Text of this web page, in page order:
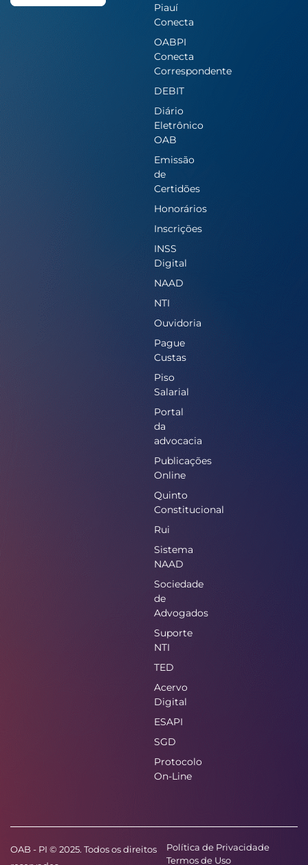
Piauí
Conecta
OABPI
Conecta
Correspondente
DEBIT
Diário
Eletrônico
OAB
Emissão
de
Certidões
Honorários
Inscrições
INSS
Digital
NAAD
NTI
Ouvidoria
Pague
Custas
Piso
Salarial
Portal
da
advocacia
Publicações
Online
Quinto
Constitucional
Rui
Sistema
NAAD
Sociedade
de
Advogados
Suporte
NTI
TED
Acervo
Digital
ESAPI
SGD
Protocolo
On-Line
OAB - PI © 2025. Todos os direitos
Política de Privacidade
Termos de Uso